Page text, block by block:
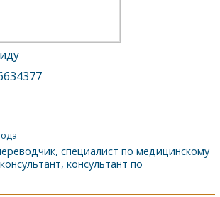
специалист по медицинскому
консультант по